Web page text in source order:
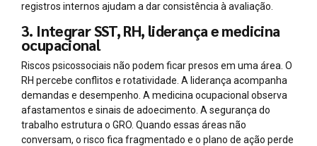
registros internos ajudam a dar consistência à avaliação.
3. Integrar SST, RH, liderança e medicina
ocupacional
Riscos psicossociais não podem ficar presos em uma área. O
RH percebe conflitos e rotatividade. A liderança acompanha
demandas e desempenho. A medicina ocupacional observa
afastamentos e sinais de adoecimento. A segurança do
trabalho estrutura o GRO. Quando essas áreas não
conversam, o risco fica fragmentado e o plano de ação perde